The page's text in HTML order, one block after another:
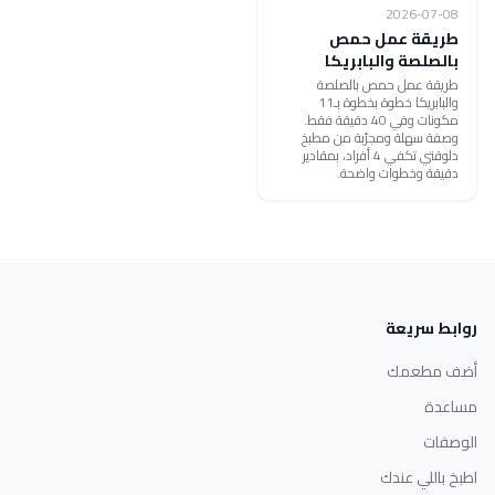
2026-07-08
طريقة عمل حمص
بالصلصة والبابريكا
طريقة عمل حمص بالصلصة
والبابريكا خطوة بخطوة بـ11
مكونات وفي 40 دقيقة فقط.
وصفة سهلة ومجرّبة من مطبخ
دلوقتي تكفي 4 أفراد، بمقادير
دقيقة وخطوات واضحة.
روابط سريعة
أضف مطعمك
مساعدة
الوصفات
اطبخ باللي عندك